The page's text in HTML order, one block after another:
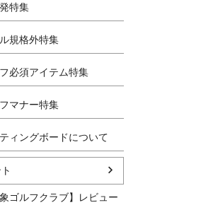
特集
規格外特集
必須アイテム特集
マナー特集
ィングボードについて
象ゴルフクラブ】レビュー